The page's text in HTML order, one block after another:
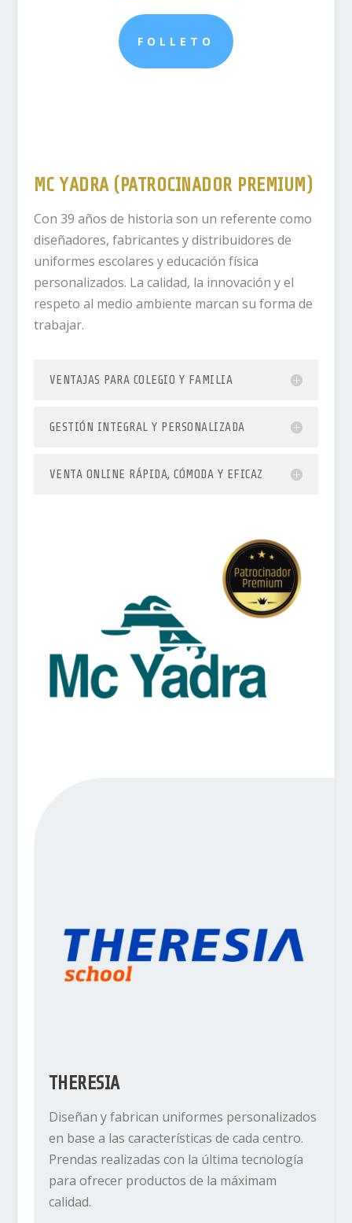
FOLLETO
MC YADRA (PATROCINADOR PREMIUM)
Con 39 años de historia son un referente como
diseñadores, fabricantes y distribuidores de
uniformes escolares y educación física
personalizados. La calidad, la innovación y el
respeto al medio ambiente marcan su forma de
trabajar.
VENTAJAS PARA COLEGIO Y FAMILIA
GESTIÓN INTEGRAL Y PERSONALIZADA
VENTA ONLINE RÁPIDA, CÓMODA Y EFICAZ
THERESIA
Diseñan y fabrican uniformes personalizados
en base a las características de cada centro.
Prendas realizadas con la última tecnología
para ofrecer productos de la máximam
calidad.